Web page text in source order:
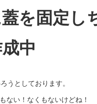
を固定し
中
うとしております。
ない！なくもないけどね！